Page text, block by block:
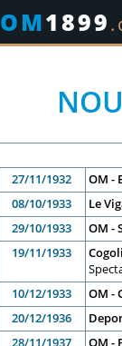
OM1899
27/11/1932 OM -
08/10/1933 Le
29/10/1933 OM -
19/11/1933
10/12/1933 OM -
20/12/1936
28/11/1937 OM -